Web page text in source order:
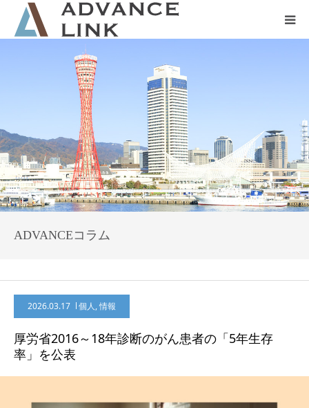
ADVANCEコラム
2026.03.17 個人,情報
厚労省2016～18年診断のがん患者の「5年生存
率」を公表
会社概要
ネット保険
事業保険